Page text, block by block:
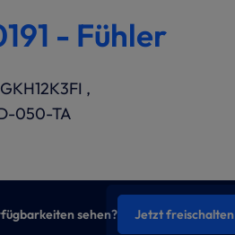
- Fühler
,
050-TA
sehen? Jetzt freischalten